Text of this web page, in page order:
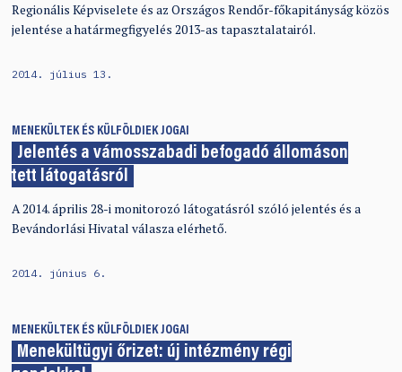
Regionális Képviselete és az Országos Rendőr-főkapitányság közös
jelentése a határmegfigyelés 2013-as tapasztalatairól.
2014. július 13.
MENEKÜLTEK ÉS KÜLFÖLDIEK JOGAI
Jelentés a vámosszabadi befogadó állomáson
tett látogatásról
A 2014. április 28-i monitorozó látogatásról szóló jelentés és a
Bevándorlási Hivatal válasza elérhető.
2014. június 6.
MENEKÜLTEK ÉS KÜLFÖLDIEK JOGAI
Menekültügyi őrizet: új intézmény régi